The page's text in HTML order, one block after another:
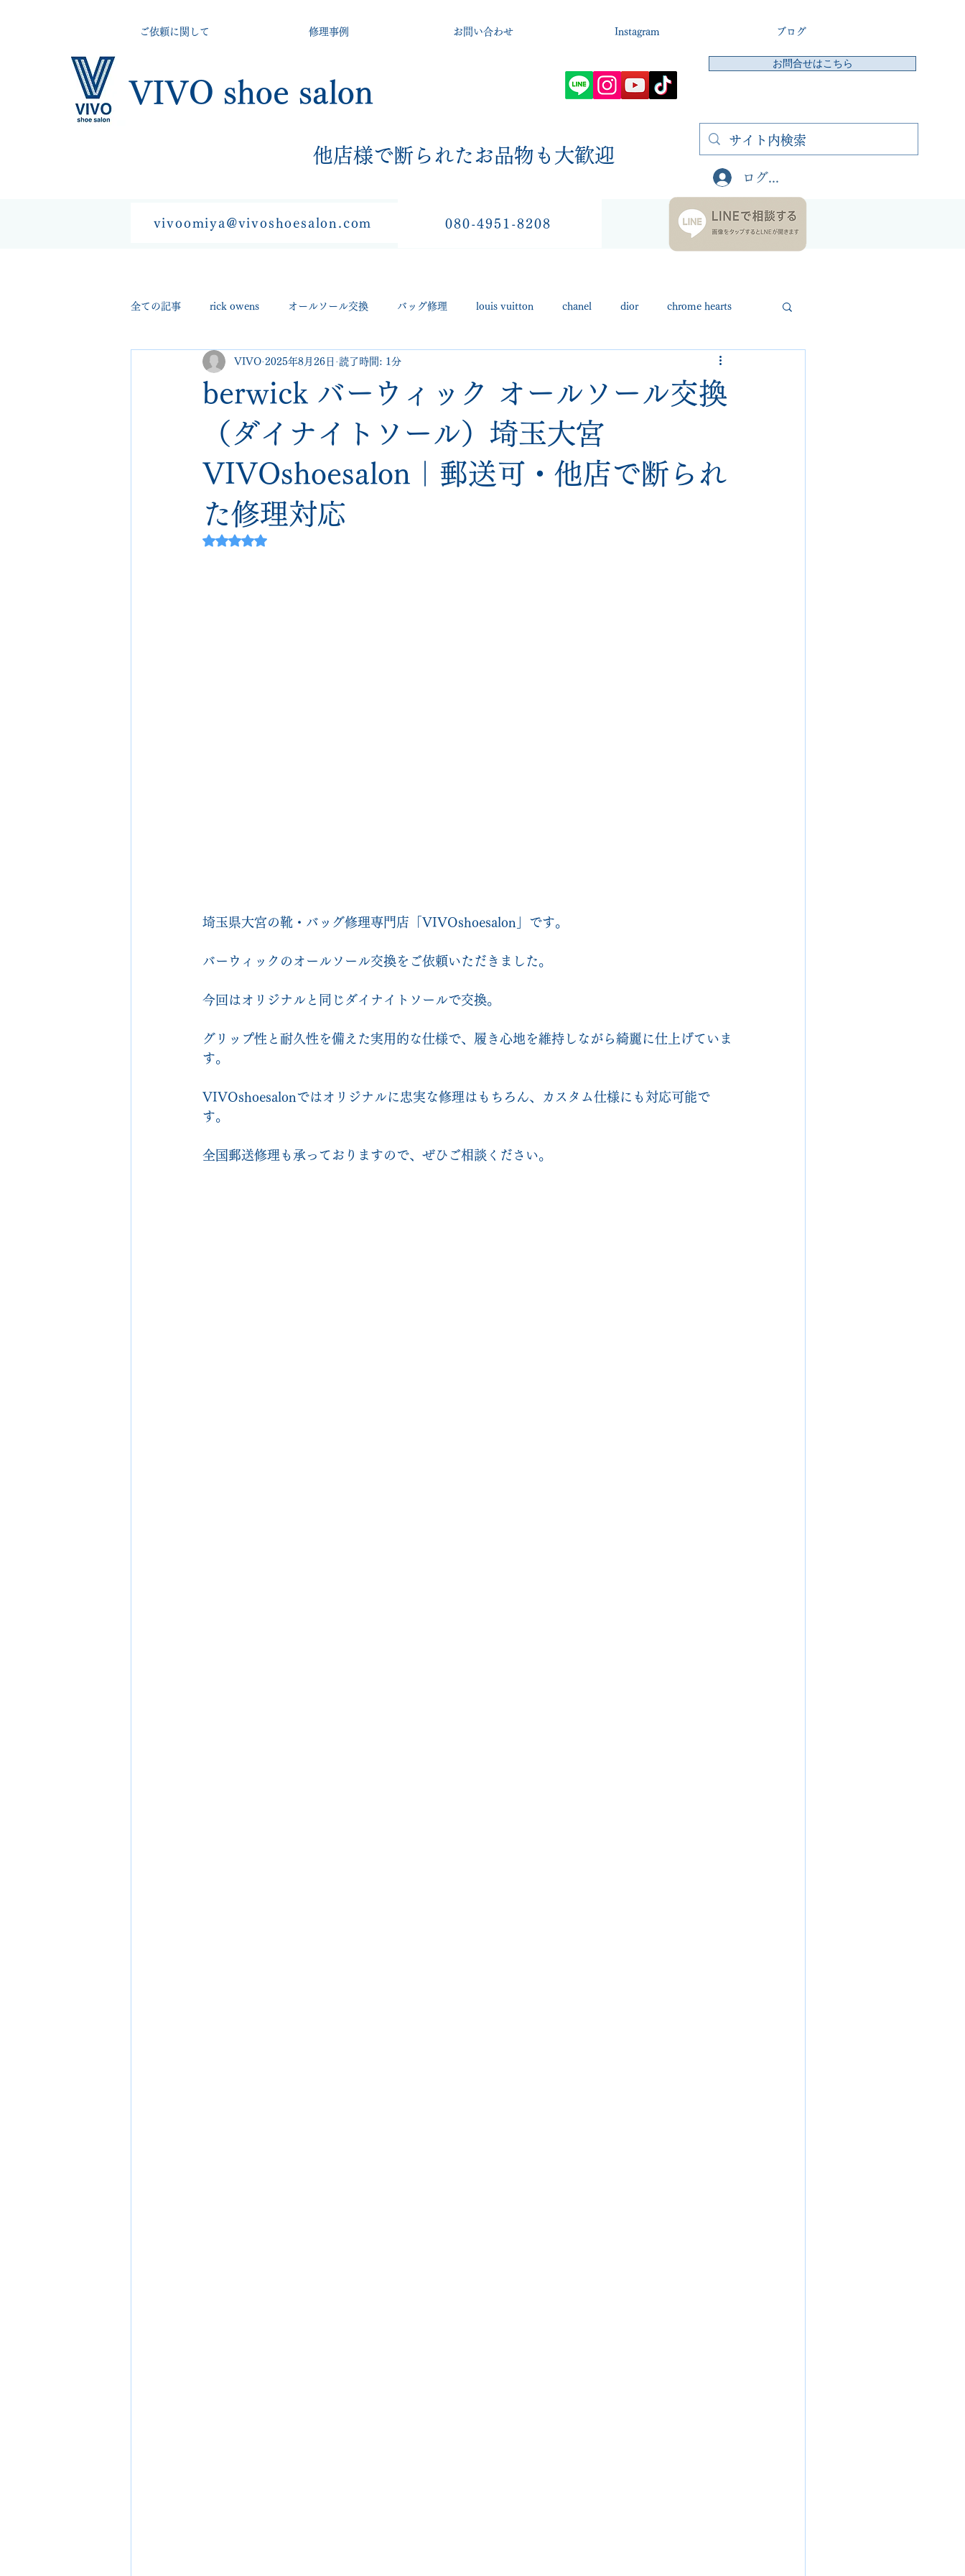
VIVO shoe salon
​他店様で断られたお品物も大歓迎
お問合せはこちら
ログイン
ご依頼に関して 修理事例 お問い合わせ Instagram ブログ
vivoomiya@vivoshoesalon.com 080-4951-8208
全ての記事 rick owens オールソール交換 バッグ修理 louis vuitton chanel dior chrome hearts
george cleverley Christian louboutin allen edmonds
jimmy choo クリーニング•撥水コーティング ハーフラバー • ヒール交換等
edward green george cox hermes regal saint laurent redwing loropiana
crockett&jones
berwick バーウィック オールソール交換
（ダイナイトソール）埼玉大宮
VIVOshoesalon｜郵送可・他店で断られ
た修理対応
VIVO 2025年8月26日 読了時間: 1分
5つ星のうちNaNと評価されています。
埼玉県大宮の靴・バッグ修理専門店「VIVOshoesalon」です。
バーウィックのオールソール交換をご依頼いただきました。
今回はオリジナルと同じダイナイトソールで交換。
グリップ性と耐久性を備えた実用的な仕様で、履き心地を維持しながら綺麗に仕上げていま
す。
VIVOshoesalonではオリジナルに忠実な修理はもちろん、カスタム仕様にも対応可能で
す。
全国郵送修理も承っておりますので、ぜひご相談ください。